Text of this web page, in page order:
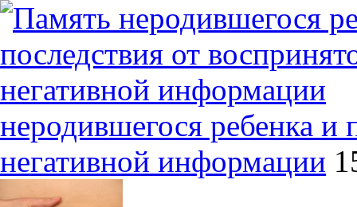
неродившегося ребенка и
негативной информации